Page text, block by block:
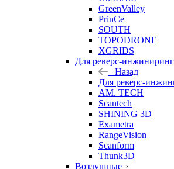
GreenValley
PrinCe
SOUTH
TOPODRONE
XGRIDS
Для реверс-
Назад
Для реверс-
AM. TECH
Scantech
SHINING 3D
Exametra
RangeVision
Scanform
Thunk3D
Воздушные